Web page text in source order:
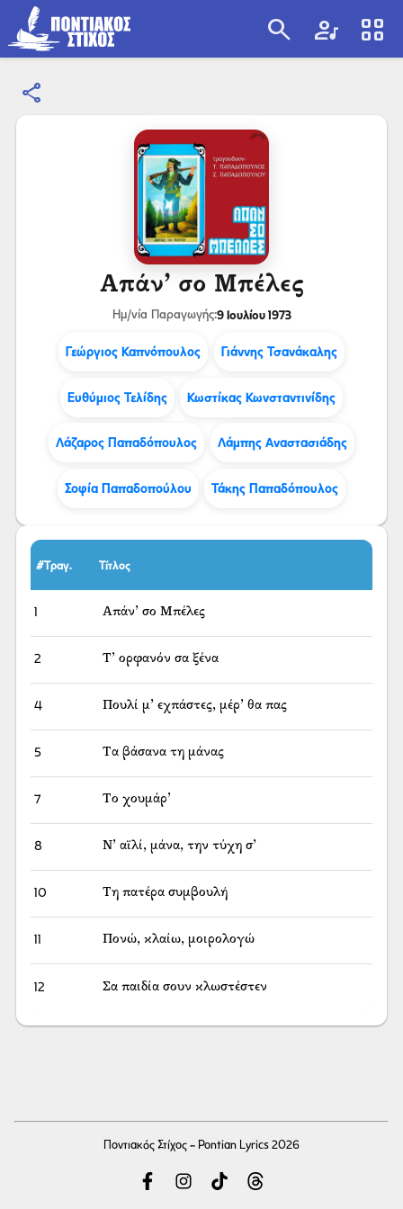
search artist view_cozy
share
Απάν’ σο Μπέλες
Ημ/νία Παραγωγής:9 Ιουλίου 1973
Γεώργιος Καπνόπουλος Γιάννης Τσανάκαλης
Ευθύμιος Τελίδης Κωστίκας Κωνσταντινίδης
Λάζαρος Παπαδόπουλος Λάμπης Αναστασιάδης
Σοφία Παπαδοπούλου Τάκης Παπαδόπουλος
#Τραγ. Τίτλος
1 Απάν’ σο Μπέλες
2 Τ’ ορφανόν σα ξένα
4 Πουλί μ’ εχπάστες, μέρ’ θα πας
5 Τα βάσανα τη μάνας
7 Το χουμάρ’
8 Ν’ αϊλί, μάνα, την τύχη σ’
10 Τη πατέρα συμβουλή
11 Πονώ, κλαίω, μοιρολογώ
12 Σα παιδία σουν κλωστέστεν
Ποντιακός Στίχος - Pontian Lyrics 2026